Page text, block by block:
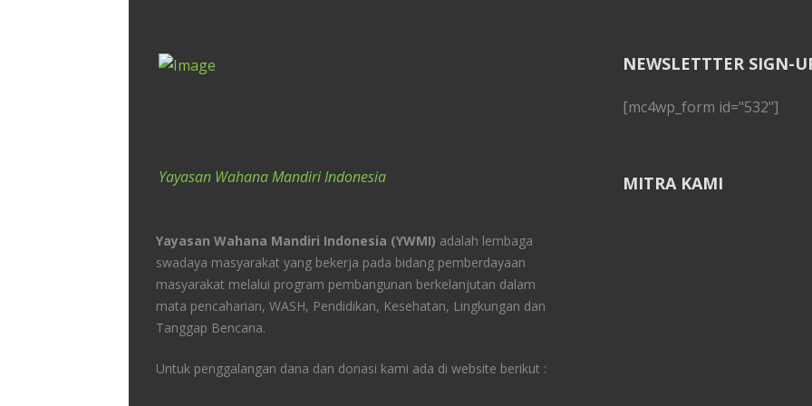
Yayasan Wahana Mandiri Indonesia
Yayasan Wahana Mandiri Indonesia (YWMI) adalah lembaga
swadaya masyarakat yang bekerja pada bidang pemberdayaan
masyarakat melalui program pembangunan berkelanjutan dalam
mata pencaharian, WASH, Pendidikan, Kesehatan, Lingkungan dan
Tanggap Bencana.
Untuk penggalangan dana dan donasi kami ada di website berikut :
NEWSLETTTER SIGN-
[mc4wp_form id="532"]
MITRA KAMI